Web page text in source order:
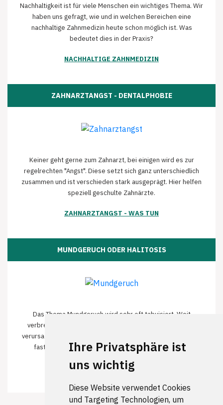
Ihre Privatsphäre ist
uns wichtig
Diese Website verwendet Cookies
und Targeting Technologien, um
Nachhaltigkeit ist für viele Menschen ein wichtiges Thema. Wir
haben uns gefragt, wie und in welchen Bereichen eine
nachhaltige Zahnmedizin heute schon möglich ist. Was
bedeutet dies in der Praxis?
NACHHALTIGE ZAHNMEDIZIN
ZAHNARZTANGST - DENTALPHOBIE
Keiner geht gerne zum Zahnarzt, bei einigen wird es zur
regelrechten "Angst". Diese setzt sich ganz unterschiedlich
zusammen und ist verschieden stark ausgeprägt. Hier helfen
speziell geschulte Zahnärzte.
ZAHNARZTANGST - WAS TUN
MUNDGERUCH ODER HALITOSIS
Das Thema Mundgeruch wird sehr oft tabuisiert. Weit
verbreitet ist die Ansicht, Mundgeruch würde vom Magen
verursacht. Neueste Untersuchungen zeigen jedoch, dass zu
fast 90% die Ursache in der Mundhöhle zu finden ist.
MUNDGERUCH - WAS HILFT